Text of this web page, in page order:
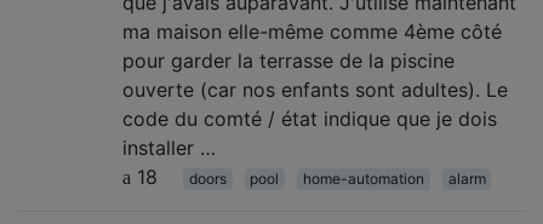
ma maison elle-même comme 4ème côté
pour garder la terrasse de la piscine
ouverte (car nos enfants sont adultes). Le
code du comté / état indique que je dois
installer …
18
doors pool home-automation alarm